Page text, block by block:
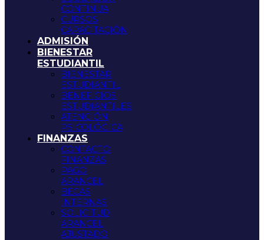
CONTINUA
CURSOS
CAPACITACIÓN
ADMISIÓN
BIENESTAR
ESTUDIANTIL
BIENESTAR
ESTUDIANTIL
BENEFICIOS
ESTUDIANTILES
ATENCIÓN
PSICOLÓGICA
FINANZAS
CONTACTO
FINANZAS
PAGO
ARANCEL
BECAS
INTERNAS
SOLICITUD
ARANCEL
AJUSTADO